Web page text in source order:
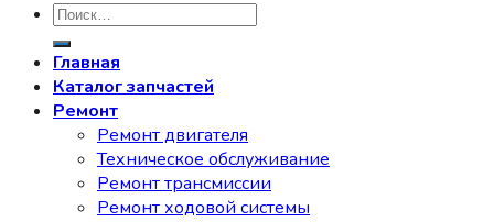
Искать:
Главная
Каталог запчастей
Ремонт
Ремонт двигателя
Техническое обслуживание
Ремонт трансмиссии
Ремонт ходовой системы